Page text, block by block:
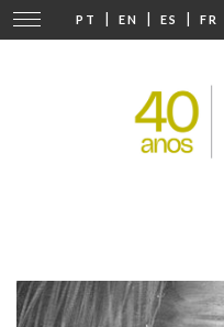
PT | EN | ES | FR
Modifier
la